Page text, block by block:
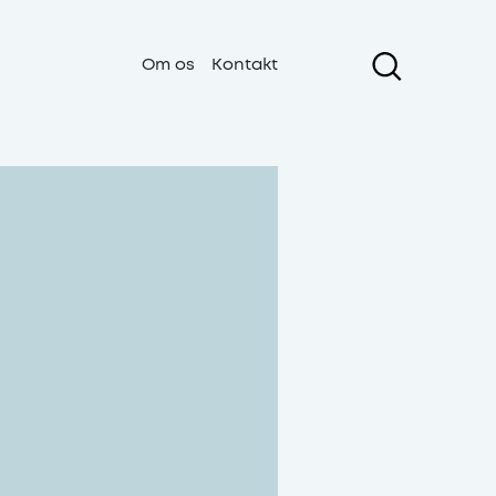
Om os Kontakt